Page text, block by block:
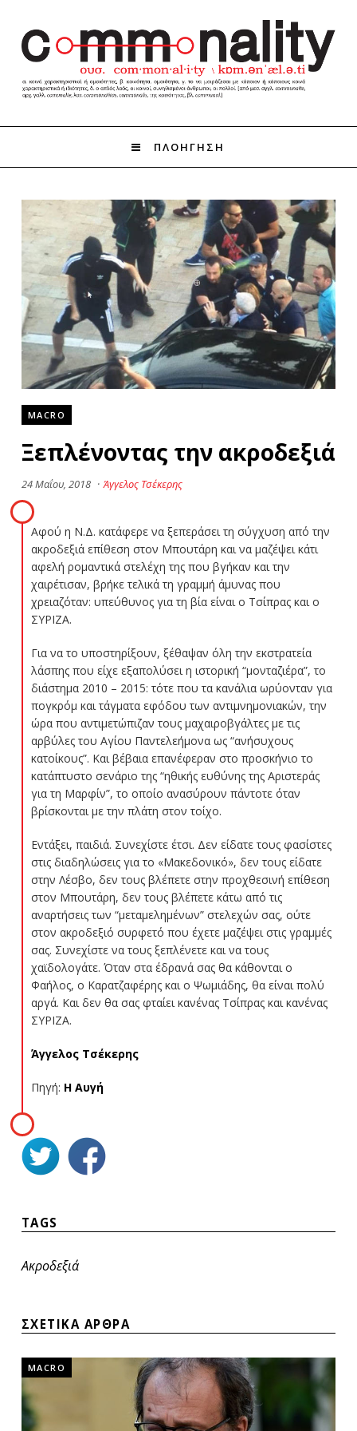
ΠΛΟΗΓΗΣΗ
MACRO
Ξεπλένοντας την ακροδεξιά
24 Μαΐου, 2018 · Άγγελος Τσέκερης
Αφού η Ν.Δ. κατάφερε να ξεπεράσει τη σύγχυση από την
ακροδεξιά επίθεση στον Μπουτάρη και να μαζέψει κάτι
αφελή ρομαντικά στελέχη της που βγήκαν και την
χαιρέτισαν, βρήκε τελικά τη γραμμή άμυνας που
χρειαζόταν: υπεύθυνος για τη βία είναι ο Τσίπρας και ο
ΣΥΡΙΖΑ.
Για να το υποστηρίξουν, ξέθαψαν όλη την εκστρατεία
λάσπης που είχε εξαπολύσει η ιστορική “μονταζιέρα”, το
διάστημα 2010 – 2015: τότε που τα κανάλια ωρύονταν για
πογκρόμ και τάγματα εφόδου των αντιμνημονιακών, την
ώρα που αντιμετώπιζαν τους μαχαιροβγάλτες με τις
αρβύλες του Αγίου Παντελεήμονα ως “ανήσυχους
κατοίκους”. Και βέβαια επανέφεραν στο προσκήνιο το
κατάπτυστο σενάριο της “ηθικής ευθύνης της Αριστεράς
για τη Μαρφίν”, το οποίο ανασύρουν πάντοτε όταν
βρίσκονται με την πλάτη στον τοίχο.
Εντάξει, παιδιά. Συνεχίστε έτσι. Δεν είδατε τους φασίστες
στις διαδηλώσεις για το «Μακεδονικό», δεν τους είδατε
στην Λέσβο, δεν τους βλέπετε στην προχθεσινή επίθεση
στον Μπουτάρη, δεν τους βλέπετε κάτω από τις
αναρτήσεις των “μεταμελημένων” στελεχών σας, ούτε
στον ακροδεξιό συρφετό που έχετε μαζέψει στις γραμμές
σας. Συνεχίστε να τους ξεπλένετε και να τους
χαϊδολογάτε. Όταν στα έδρανά σας θα κάθονται ο
Φαήλος, ο Καρατζαφέρης και ο Ψωμιάδης, θα είναι πολύ
αργά. Και δεν θα σας φταίει κανένας Τσίπρας και κανένας
ΣΥΡΙΖΑ.
Άγγελος Τσέκερης
Πηγή: Η Αυγή
TAGS
Ακροδεξιά
ΣΧΕΤΙΚΑ ΑΡΘΡΑ
MACRO